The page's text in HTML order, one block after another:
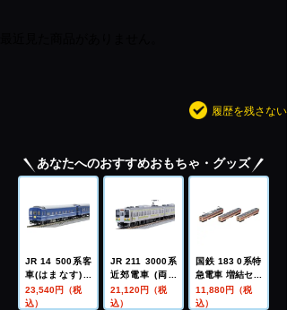
履歴を残さない
あなたへのおすすめおもちゃ・グッズ
JR 14 500系客
車(はまなす)基
本セット
23,540円（税
込）
JR 211 3000系
近郊電車 (両毛
線・矢絣色)セッ
ト
21,120円（税
込）
国鉄 183 0系特
急電車 増結セッ
ト
11,880円（税
込）